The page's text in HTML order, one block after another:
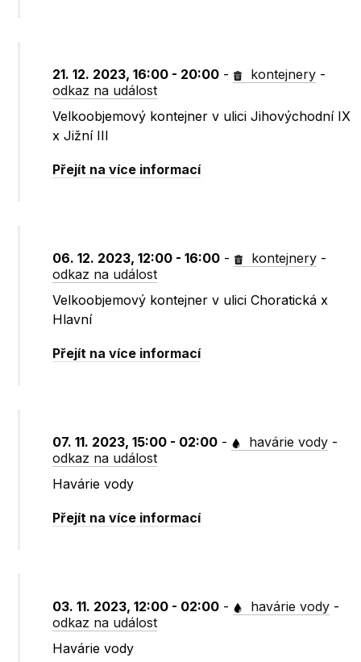
21. 12. 2023, 16:00 - 20:00 - kontejnery -
odkaz na událost
Velkoobjemový kontejner v ulici Jihovýchodní IX
x Jižní III
Přejít na více informací
06. 12. 2023, 12:00 - 16:00 - kontejnery -
odkaz na událost
Velkoobjemový kontejner v ulici Choratická x
Hlavní
Přejít na více informací
07. 11. 2023, 15:00 - 02:00 - havárie vody -
odkaz na událost
Havárie vody
Přejít na více informací
03. 11. 2023, 12:00 - 02:00 - havárie vody -
odkaz na událost
Havárie vody